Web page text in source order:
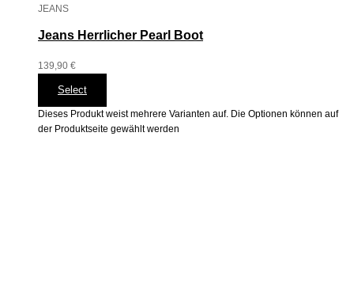
JEANS
Jeans Herrlicher Pearl Boot
139,90 €
Select
Dieses Produkt weist mehrere Varianten auf. Die Optionen können auf
der Produktseite gewählt werden